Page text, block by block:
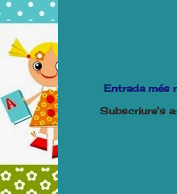
Entrada més
Subscriure's a: